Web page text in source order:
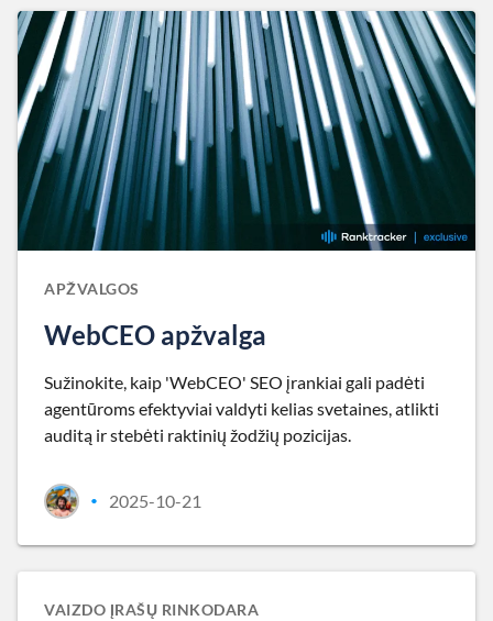
APŽVALGOS
WebCEO apžvalga
Sužinokite, kaip 'WebCEO' SEO įrankiai gali padėti
agentūroms efektyviai valdyti kelias svetaines, atlikti
auditą ir stebėti raktinių žodžių pozicijas.
• 2025-10-21
VAIZDO ĮRAŠŲ RINKODARA